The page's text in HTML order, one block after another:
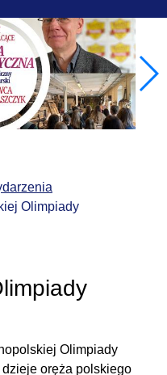
Olimpiady
Olimpiady
dzieje oręża polskiego